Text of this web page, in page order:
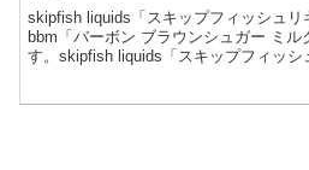
skipfish liquids「スキップフィッシュリ
bbm「バーボン ブラウンシュガー ミル
す。skipfish liquids「スキップフィッシ